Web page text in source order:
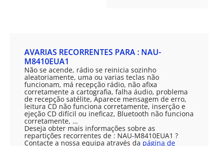
AVARIAS RECORRENTES PARA : NAU-
M8410EUA1
Não se acende, rádio se reinicia sozinho
aleatoriamente, uma ou varias teclas não
funcionam, má recepção rádio, não afixa
corretamente a cartografia, falha áudio, problema
de recepção satélite, Aparece mensagem de erro,
leitura CD não funciona corretamente, inserção e
ejeção CD difícil ou ineficaz, Bluetooth não funciona
corretamente, …
Deseja obter mais informações sobre as
repartições recorrentes de : NAU-M8410EUA1 ?
Contacte a nossa equipa através da página de